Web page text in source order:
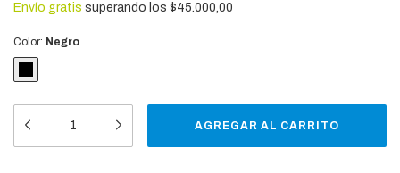
Envío gratis superando los $45.000,00
Color: Negro